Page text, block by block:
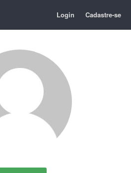
Login Cadastre-se